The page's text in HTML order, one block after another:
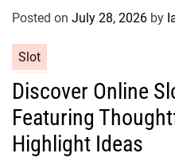
r
s
Posted on July 28, 2026 by
a
e
g
o
Slot
Discover Online
Featuring
Highlight Ideas